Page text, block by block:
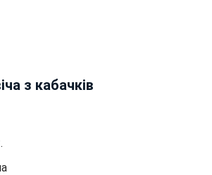
з кабачків